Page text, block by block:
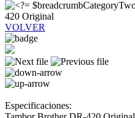
420 Original
VOLVER
Especificaciones: